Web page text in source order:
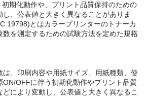
期化動作や、プリント品質保持のための
、公表値と大きく異なることがありま
19798)とはカラープリンターのトナーカ
数を測定するための試験方法を定めた規格
、印刷内容や用紙サイズ、用紙種類、使
ON/OFFに伴う初期化動作やプリント品質
により変動し、公表値と大きく異なるこ